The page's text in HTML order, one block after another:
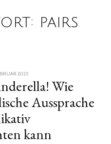
pairs
2025
Wie
Aussprache
kann